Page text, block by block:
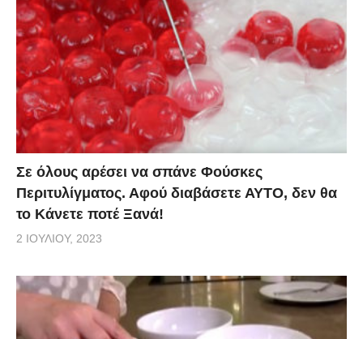
Σε όλους αρέσει να σπάνε Φούσκες
Περιτυλίγματος. Αφού διαβάσετε ΑΥΤΟ, δεν θα
το Κάνετε ποτέ Ξανά!
2 ΙΟΥΛΊΟΥ, 2023